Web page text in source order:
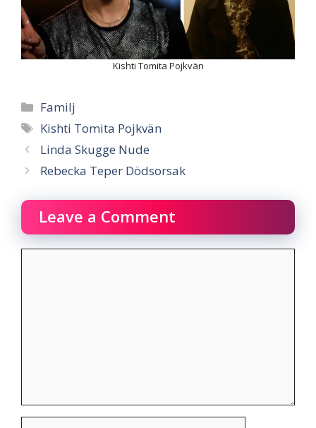
Kishti Tomita Pojkvän
Categories
Familj
Tags
Kishti Tomita Pojkvän
Linda Skugge Nude
Rebecka Teper Dödsorsak
Leave a Comment